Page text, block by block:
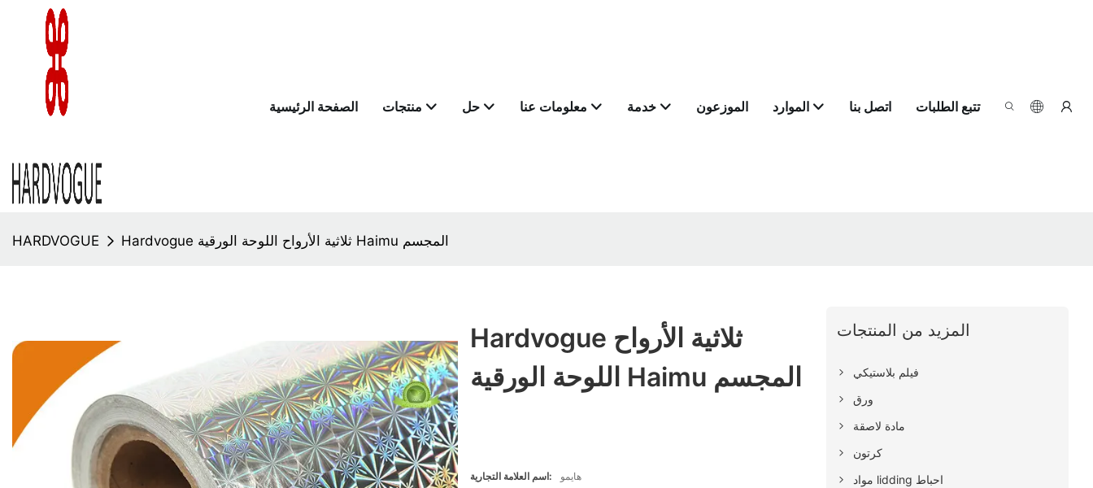
الصفحة الرئيسية منتجات حل معلومات عنا خدمة الموزعون الموارد اتصل بنا تتبع الطلبات
HARDVOGUE Hardvogue ثلاثية الأرواح اللوحة الورقية Haimu المجسم
Hardvogue ثلاثية الأرواح
اللوحة الورقية Haimu المجسم
اسم العلامة التجارية: هايمو
المزيد من المنتجات
فيلم بلاستيكي
ورق
مادة لاصقة
كرتون
مواد lidding احباط